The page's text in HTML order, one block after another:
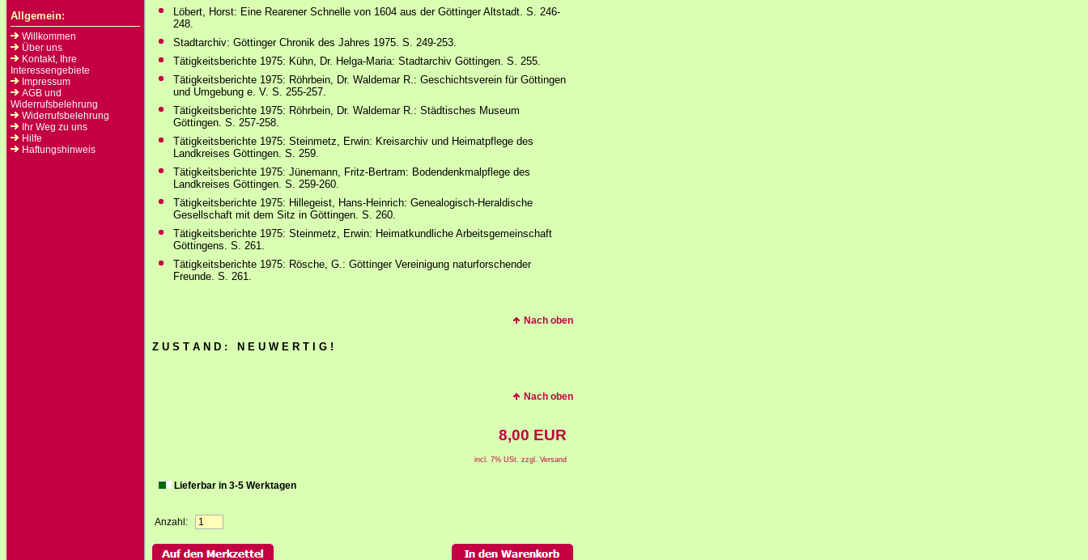
Allgemein:
Willkommen
Über uns
Kontakt, Ihre
Interessengebiete
Impressum
AGB und
Widerrufsbelehrung
Widerrufsbelehrung
Ihr Weg zu uns
Hilfe
Haftungshinweis
Löbert, Horst: Eine Rearener Schnelle von 1604 aus der Göttinger Altstadt. S. 246-
248.
Stadtarchiv: Göttinger Chronik des Jahres 1975. S. 249-253.
Tätigkeitsberichte 1975: Kühn, Dr. Helga-Maria: Stadtarchiv Göttingen. S. 255.
Tätigkeitsberichte 1975: Röhrbein, Dr. Waldemar R.: Geschichtsverein für Göttingen
und Umgebung e. V. S. 255-257.
Tätigkeitsberichte 1975: Röhrbein, Dr. Waldemar R.: Städtisches Museum
Göttingen. S. 257-258.
Tätigkeitsberichte 1975: Steinmetz, Erwin: Kreisarchiv und Heimatpflege des
Landkreises Göttingen. S. 259.
Tätigkeitsberichte 1975: Jünemann, Fritz-Bertram: Bodendenkmalpflege des
Landkreises Göttingen. S. 259-260.
Tätigkeitsberichte 1975: Hillegeist, Hans-Heinrich: Genealogisch-Heraldische
Gesellschaft mit dem Sitz in Göttingen. S. 260.
Tätigkeitsberichte 1975: Steinmetz, Erwin: Heimatkundliche Arbeitsgemeinschaft
Göttingens. S. 261.
Tätigkeitsberichte 1975: Rösche, G.: Göttinger Vereinigung naturforschender
Freunde. S. 261.
Nach oben
Z U S T A N D : N E U W E R T I G !
Nach oben
8,00 EUR
incl. 7% USt. zzgl. Versand
Lieferbar in 3-5 Werktagen
Anzahl: